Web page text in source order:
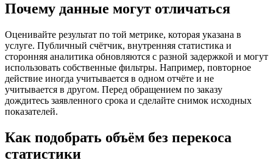
Почему данные могут отличаться
Оценивайте результат по той метрике, которая указана в
услуге. Публичный счётчик, внутренняя статистика и
сторонняя аналитика обновляются с разной задержкой и могут
использовать собственные фильтры. Например, повторное
действие иногда учитывается в одном отчёте и не
учитывается в другом. Перед обращением по заказу
дождитесь заявленного срока и сделайте снимок исходных
показателей.
Как подобрать объём без перекоса
статистики